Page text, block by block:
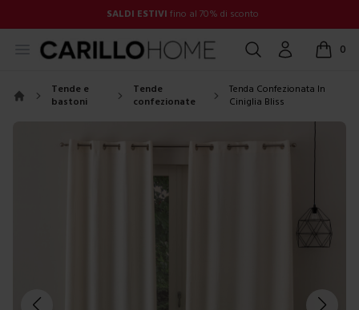
SALDI ESTIVI fino al 70% di sconto
Open menu Cerca Account 0
items
Tende e
bastoni
Tende
confezionate
Tenda Confezionata In
Ciniglia Bliss